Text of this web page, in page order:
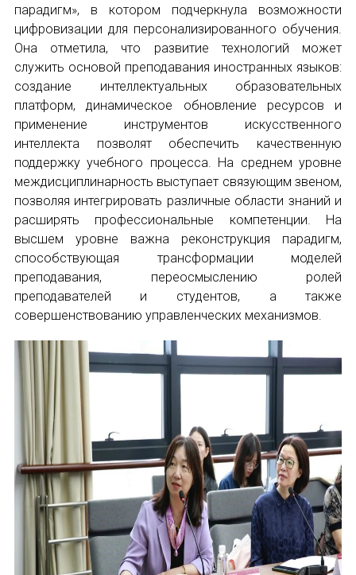
парадигм», в котором подчеркнула возможности
цифровизации для персонализированного обучения.
Она отметила, что развитие технологий может
служить основой преподавания иностранных языков:
создание интеллектуальных образовательных
платформ, динамическое обновление ресурсов и
применение инструментов искусственного
интеллекта позволят обеспечить качественную
поддержку учебного процесса. На среднем уровне
междисциплинарность выступает связующим звеном,
позволяя интегрировать различные области знаний и
расширять профессиональные компетенции. На
высшем уровне важна реконструкция парадигм,
способствующая трансформации моделей
преподавания, переосмыслению ролей
преподавателей и студентов, а также
совершенствованию управленческих механизмов.